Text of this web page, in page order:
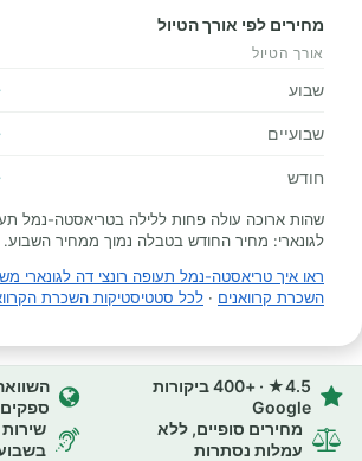
מחירים לפי אורך הטיול
אורך הטיול
שבוע
שבועיים
חודש
שהות ארוכה עולה פחות ללילה בטריאסטה-נמל
לגונארי: מחיר החודש בטבלה נמוך ממחיר השבוע.
ראו איך טריאסטה-נמל תעופה רונצי דה לגונארי
השכרת קרוואנים · לכל סטטיסטיקות השכרת
4.5★ · +400 ביקורות
Google
מחירים סופיים, ללא
עמלות נסתרות